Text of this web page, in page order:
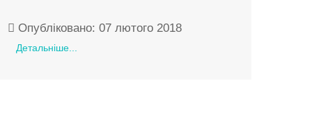
Опубліковано: 07 лютого 2018
Детальніше...